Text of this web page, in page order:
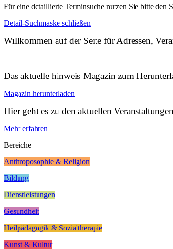
Für eine detaillierte Terminsuche nutzen Sie bitte den
Detail-Suchmaske schließen
Willkommen auf der Seite für Adressen,
Das aktuelle hinweis-Magazin zum
Magazin herunterladen
Hier geht es zu den aktuellen Veranstaltungen
Mehr erfahren
Bereiche
Anthroposophie & Religion
Bildung
Dienstleistungen
Gesundheit
Heilpädagogik & Sozialtherapie
Kunst & Kultur